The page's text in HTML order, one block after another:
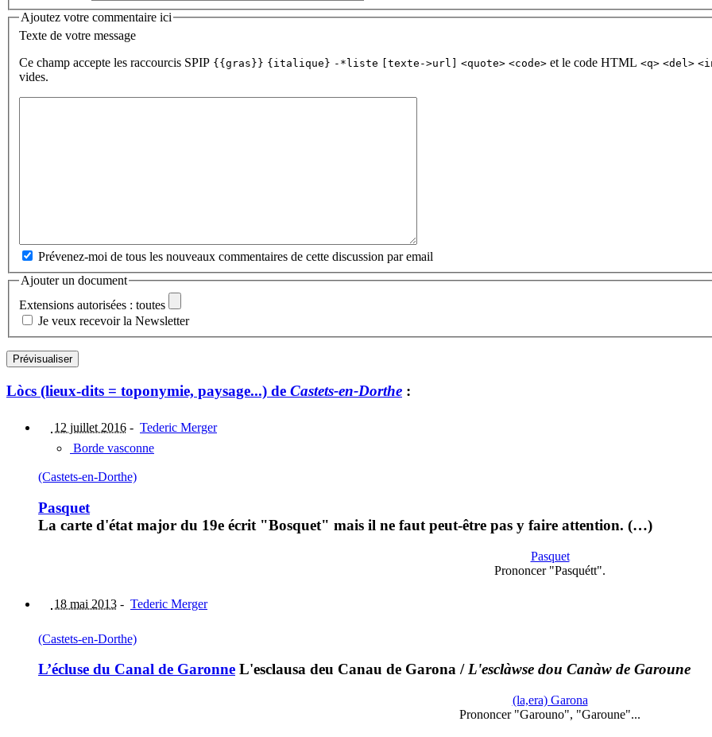
Ajoutez votre commentaire ici
Texte de votre message
Ce champ accepte les raccourcis SPIP {{gras}} {italique} -*liste [texte->url] <quote> <code> et le code HTML <q> <del>
vides.
Prévenez-moi de tous les nouveaux commentaires de cette discussion par email
Ajouter un document
Extensions autorisées : toutes
Je veux recevoir la Newsletter
Lòcs (lieux-dits = toponymie, paysage...) de Castets-en-Dorthe :
12 juillet 2016 - Tederic Merger
Borde vasconne
(Castets-en-Dorthe)
Pasquet
La carte d'état major du 19e écrit "Bosquet" mais il ne faut peut-être pas y faire attention. (…)
Pasquet
Prononcer "Pasquétt".
18 mai 2013 - Tederic Merger
(Castets-en-Dorthe)
L’écluse du Canal de Garonne L'esclausa deu Canau de Garona /L'esclàwse dou Canàw de Garoune
(la,era) Garona
Prononcer "Garouno", "Garoune"...